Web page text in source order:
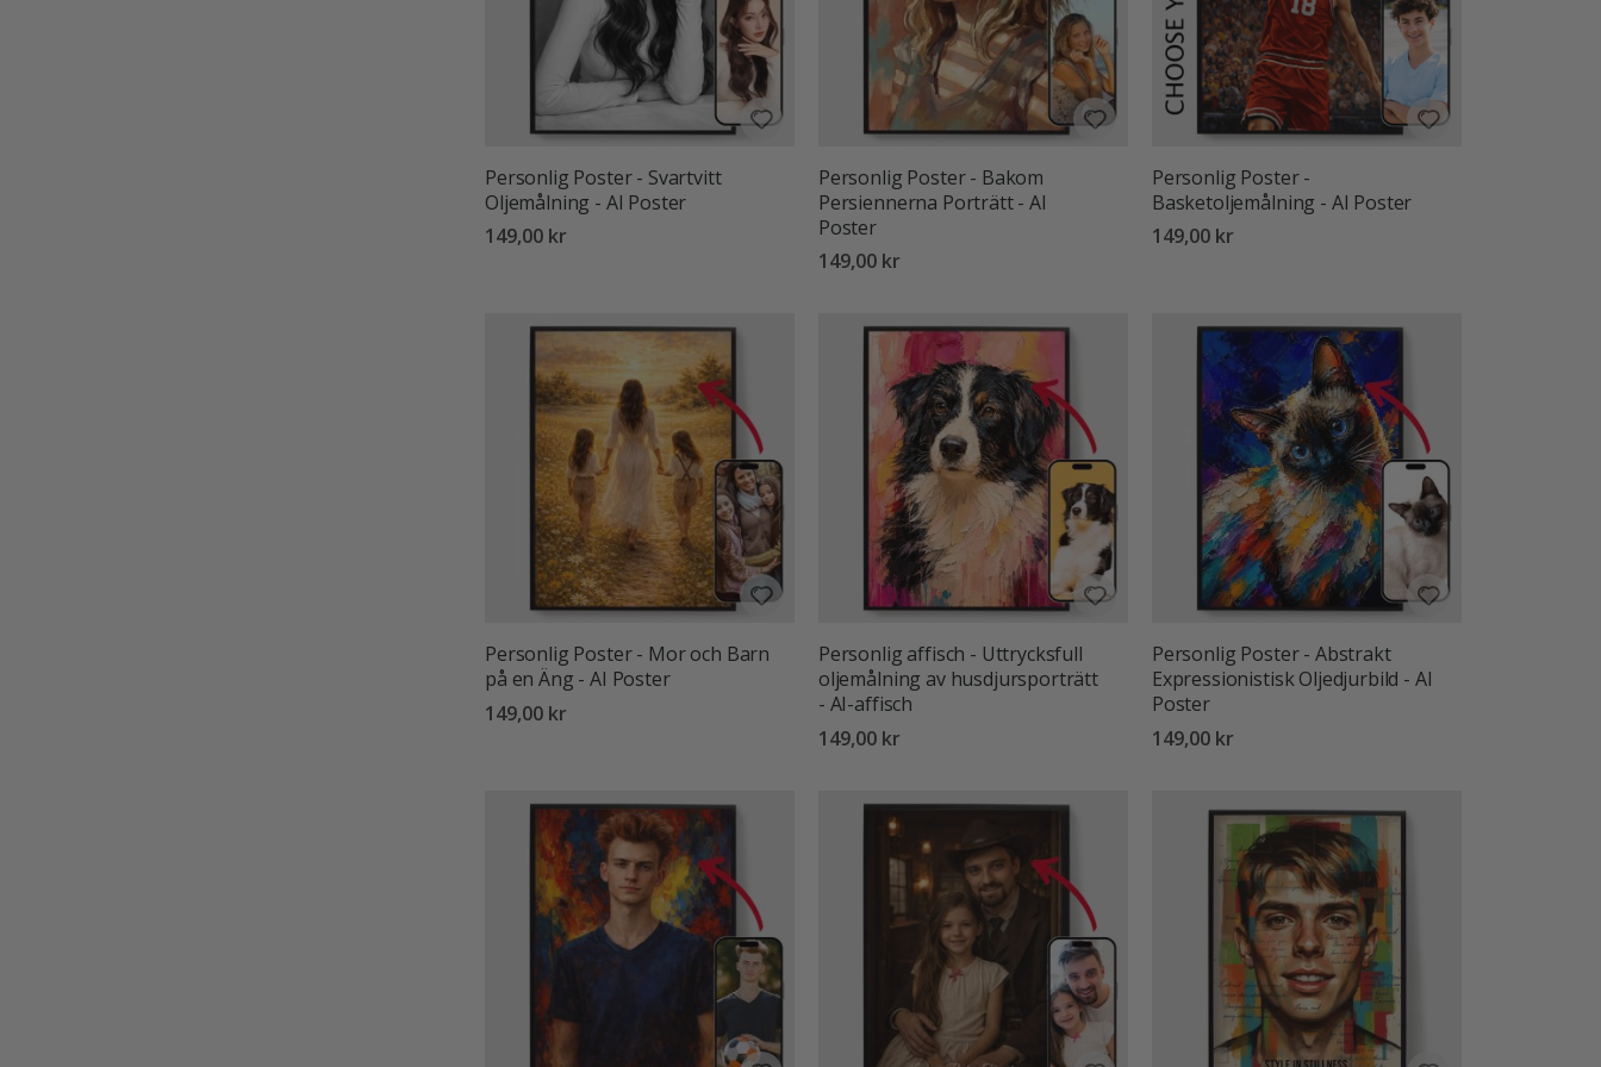
Personlig Poster - Svartvitt
Oljemålning - AI Poster
149,00 kr
Personlig Poster - Bakom
Persiennerna Porträtt - AI
Poster
149,00 kr
Personlig Poster -
Basketoljemålning - AI Poster
149,00 kr
Personlig Poster - Mor och Barn
på en Äng - AI Poster
149,00 kr
Personlig affisch - Uttrycksfull
oljemålning av husdjursporträtt
- AI-affisch
149,00 kr
Personlig Poster - Abstrakt
Expressionistisk Oljedjurbild - AI
Poster
149,00 kr